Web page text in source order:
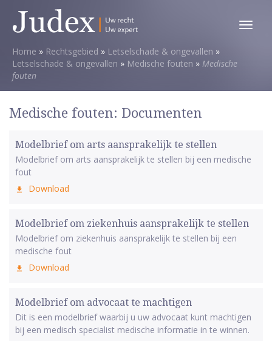
Toggle
Home » Rechtsgebied » Letselschade & ongevallen »
Letselschade & ongevallen » Medische fouten » Medische
fouten
Medische fouten: Documenten
Modelbrief om arts aansprakelijk te stellen
Modelbrief om arts aansprakelijk te stellen bij een medische
fout
Download
Modelbrief om ziekenhuis aansprakelijk te stellen
Modelbrief om ziekenhuis aansprakelijk te stellen bij een
medische fout
Download
Modelbrief om advocaat te machtigen
Dit is een modelbrief waarbij u uw advocaat kunt machtigen
bij een medisch specialist medische informatie in te winnen.